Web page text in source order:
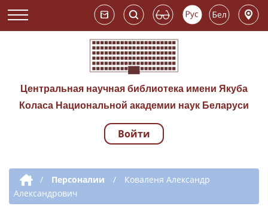
Центральная научная библиотека имени Якуба
Коласа Национальной академии наук Беларуси
Навигация по
Войти
Дополнительная навигация
/ Персоналии /
Коваленя Александр
Александрович